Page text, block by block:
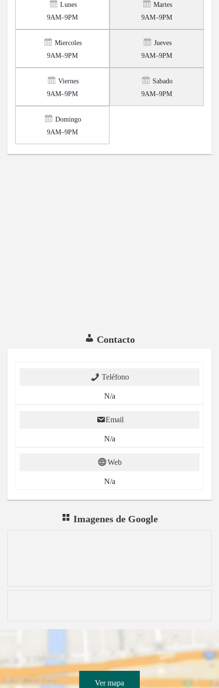
Lunes
9AM–9PM
Martes
9AM–9PM
Miercoles
9AM–9PM
Jueves
9AM–9PM
Viernes
9AM–9PM
Sabado
9AM–9PM
Domingo
9AM–9PM
Contacto
Teléfono
N/a
Email
N/a
Web
N/a
Imagenes de Google
Ver mapa